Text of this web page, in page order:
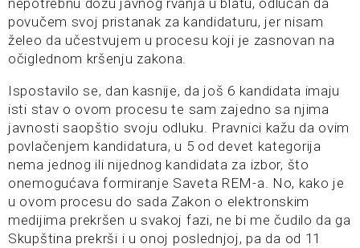
nepotrebnu dozu javnog rvanja u blatu, odlučan da
povučem svoj pristanak za kandidaturu, jer nisam
želeo da učestvujem u procesu koji je zasnovan na
očiglednom kršenju zakona.
Ispostavilo se, dan kasnije, da još 6 kandidata imaju
isti stav o ovom procesu te sam zajedno sa njima
javnosti saopštio svoju odluku. Pravnici kažu da ovim
povlačenjem kandidatura, u 5 od devet kategorija
nema jednog ili nijednog kandidata za izbor, što
onemogućava formiranje Saveta REM-a. No, kako je
u ovom procesu do sada Zakon o elektronskim
medijima prekršen u svakoj fazi, ne bi me čudilo da ga
Skupština prekrši i u onoj poslednjoj, pa da od 11